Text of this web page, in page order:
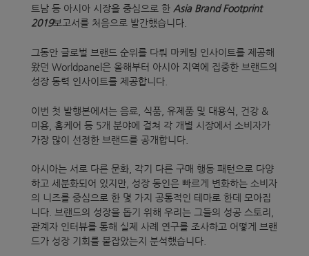
트남 등 아시아 시장을 중심으로 한 Asia Brand Footprint
2019보고서를 처음으로 발간했습니다.
그동안 글로벌 브랜드 순위를 다뤄 마케팅 인사이트를 제공해
왔던 Worldpanel은 올해부터 아시아 지역에 집중한 브랜드의
성장 동력 인사이트를 제공합니다.
이번 첫 발행본에서는 음료, 식품, 유제품 및 대용식, 건강 &
미용, 홈케어 등 5개 분야에 걸쳐 각 개별 시장에서 소비자가
가장 많이 선정한 브랜드를 공개합니다.
아시아는 서로 다른 문화, 각기 다른 구매 행동 패턴으로 다양
하고 세분화되어 있지만, 성장 동인은 빠르게 변화하는 소비자
의 니즈를 중심으로 한 몇 가지 공통적인 테마로 한데 모아집
니다. 브랜드의 성장을 돕기 위해 우리는 그들의 성공 스토리,
관계자 인터뷰를 통해 실제 사례 연구를 조사하고 어떻게 브랜
드가 성장 기회를 붙잡았는지 분석했습니다.